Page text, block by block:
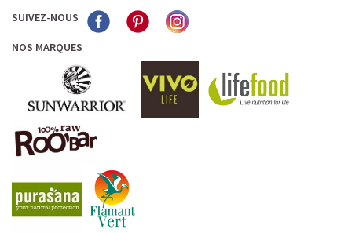
SUIVEZ-NOUS
NOS MARQUES